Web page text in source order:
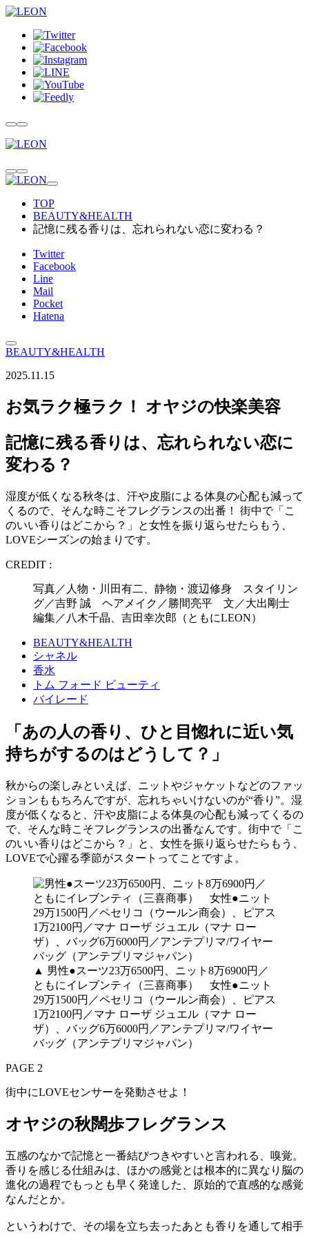
TOP
BEAUTY&HEALTH
記憶に残る香りは、忘れられない恋に変わる？
Twitter
Facebook
Line
Mail
Pocket
Hatena
BEAUTY&HEALTH
2025.11.15
お気ラク極ラク！ オヤジの快楽美容
記憶に残る香りは、忘れられない恋に
変わる？
湿度が低くなる秋冬は、汗や皮脂による体臭の心配も減って
くるので、そんな時こそフレグランスの出番！ 街中で「こ
のいい香りはどこから？」と女性を振り返らせたらもう、
LOVEシーズンの始まりです。
CREDIT :
写真／人物・川田有二、静物・渡辺修身 スタイリン
グ／吉野 誠 ヘアメイク／勝間亮平 文／大出剛士
編集／八木千晶、吉田幸次郎（ともにLEON）
BEAUTY&HEALTH
シャネル
香水
トム フォード ビューティ
バイレード
「あの人の香り、ひと目惚れに近い気
持ちがするのはどうして？」
秋からの楽しみといえば、ニットやジャケットなどのファッ
ションももちろんですが、忘れちゃいけないのが“香り”。湿
度が低くなると、汗や皮脂による体臭の心配も減ってくるの
で、そんな時こそフレグランスの出番なんです。街中で「こ
のいい香りはどこから？」と、女性を振り返らせたらもう、
LOVEで心躍る季節がスタートってことですよ。
▲ 男性●スーツ23万6500円、ニット8万6900円／
ともにイレブンティ（三喜商事） 女性●ニット
29万1500円／ペセリコ（ウールン商会）、ピアス
1万2100円／マナ ローザ ジュエル（マナ ロー
ザ）、バッグ6万6000円／アンテプリマ/ワイヤー
バッグ（アンテプリマジャパン）
PAGE 2
街中にLOVEセンサーを発動させよ！
オヤジの秋闊歩フレグランス
五感のなかで記憶と一番結びつきやすいと言われる、嗅覚。
香りを感じる仕組みは、ほかの感覚とは根本的に異なり脳の
進化の過程でもっとも早く発達した、原始的で直感的な感覚
なんだとか。
というわけで、その場を立ち去ったあとも香りを通して相手